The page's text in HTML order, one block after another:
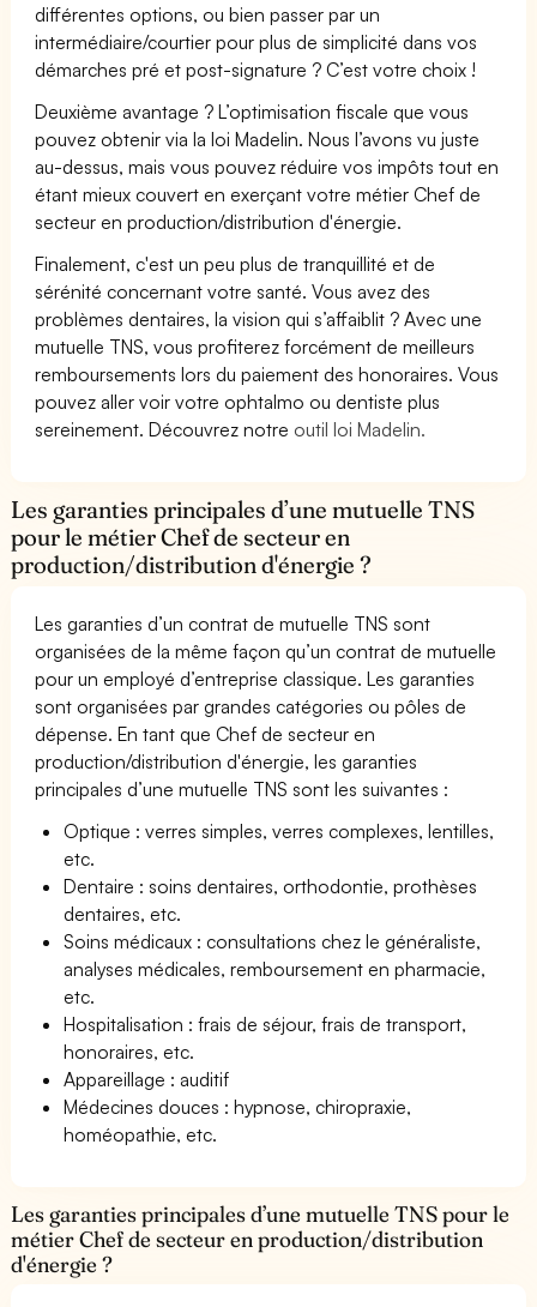
différentes options, ou bien passer par un
intermédiaire/courtier pour plus de simplicité dans vos
démarches pré et post-signature ? C’est votre choix !
Deuxième avantage ? L’optimisation fiscale que vous
pouvez obtenir via la loi Madelin. Nous l’avons vu juste
au-dessus, mais vous pouvez réduire vos impôts tout en
étant mieux couvert en exerçant votre métier Chef de
secteur en production/distribution d'énergie.
Finalement, c'est un peu plus de tranquillité et de
sérénité concernant votre santé. Vous avez des
problèmes dentaires, la vision qui s’affaiblit ? Avec une
mutuelle TNS, vous profiterez forcément de meilleurs
remboursements lors du paiement des honoraires. Vous
pouvez aller voir votre ophtalmo ou dentiste plus
sereinement. Découvrez notre outil loi Madelin.
Les garanties principales d’une mutuelle TNS
pour le métier Chef de secteur en
production/distribution d'énergie ?
Les garanties d’un contrat de mutuelle TNS sont
organisées de la même façon qu’un contrat de mutuelle
pour un employé d’entreprise classique. Les garanties
sont organisées par grandes catégories ou pôles de
dépense. En tant que Chef de secteur en
production/distribution d'énergie, les garanties
principales d’une mutuelle TNS sont les suivantes :
Optique : verres simples, verres complexes, lentilles,
etc.
Dentaire : soins dentaires, orthodontie, prothèses
dentaires, etc.
Soins médicaux : consultations chez le généraliste,
analyses médicales, remboursement en pharmacie,
etc.
Hospitalisation : frais de séjour, frais de transport,
honoraires, etc.
Appareillage : auditif
Médecines douces : hypnose, chiropraxie,
homéopathie, etc.
Les garanties principales d’une mutuelle TNS pour le
métier Chef de secteur en production/distribution
d'énergie ?